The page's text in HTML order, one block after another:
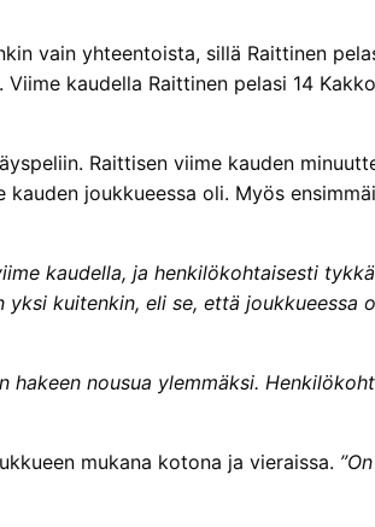
vain yhteentoista, sillä Raittinen
kaudella Raittinen pelasi 14
Raittisen viime kauden
joukkueessa oli. Myös
kaudella, ja henkilökohtaisesti
kuitenkin, eli se, että joukkueessa
hakeen nousua ylemmäksi.
mukana kotona ja vieraissa.